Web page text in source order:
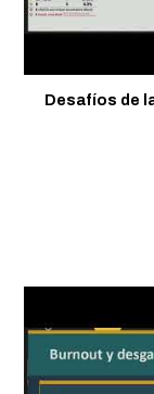
Desafíos de